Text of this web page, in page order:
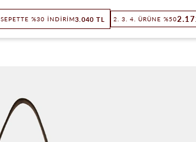
SEPETTE %30 İNDIRIM3.040 TL 2. 3. 4. ÜRÜNE %50